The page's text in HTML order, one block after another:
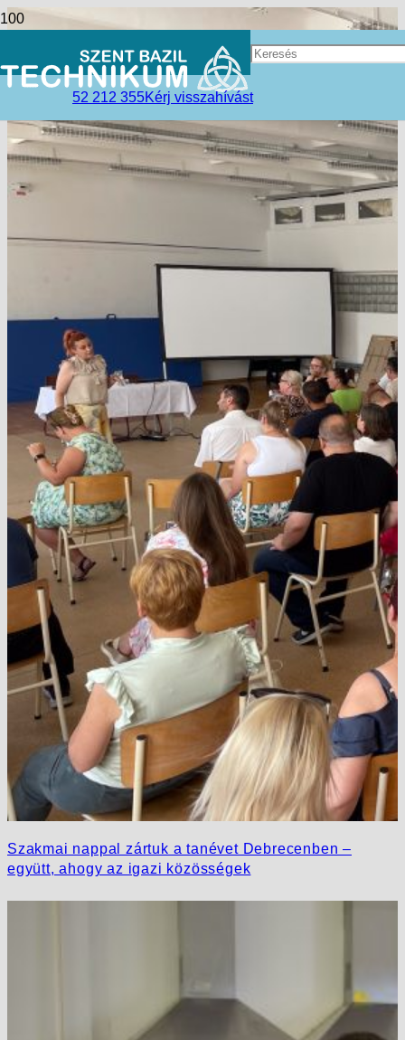
52 212 355Kérj visszahívást
Szakmai nappal zártuk a tanévet Debrecenben –
együtt, ahogy az igazi közösségek